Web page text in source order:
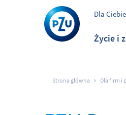
Dla
Życie i
Strona główna Dla firm i